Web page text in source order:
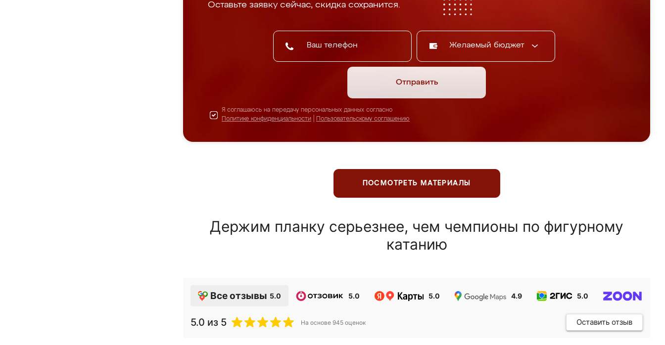
Оставьте заявку сейчас, скидка сохранится.
Желаемый бюджет
Отправить
Я соглашаюсь на передачу персональных данных согласно
Политике конфиденциальности
Пользовательскому соглашению
ПОСМОТРЕТЬ МАТЕРИАЛЫ
Держим планку серьезнее, чем чемпионы по фигурному
катанию
Все отзывы 5.0 5.0 5.0 4.9 5.0
5.0 из 5 На основе 945 оценок Оставить отзыв